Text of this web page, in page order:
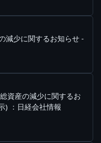
減少に関するお知らせ -
資産の減少に関するお
) ：日経会社情報